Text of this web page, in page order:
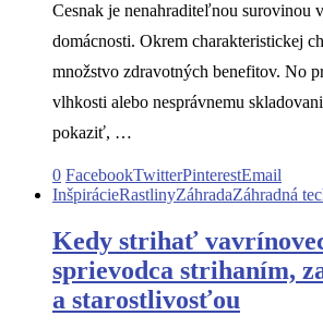
Cesnak je nenahraditeľnou surovinou
domácnosti. Okrem charakteristickej
množstvo zdravotných benefitov. No
vlhkosti alebo nesprávnemu
pokaziť, …
0 FacebookTwitterPinterestEmail
InšpirácieRastlinyZáhradaZáhradná
Kedy strihať
sprievodca strihaním,
a starostlivosťou